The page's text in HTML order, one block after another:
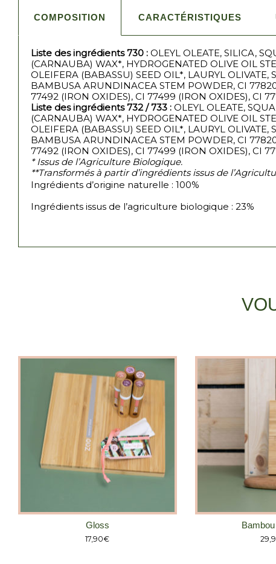
COMPOSITION CARACTÉRISTIQUES
Liste des ingrédients 730 : OLEYL OLEATE, SILICA,
(CARNAUBA) WAX*, HYDROGENATED OLIVE OIL
OLEIFERA (BABASSU) SEED OIL*, LAURYL
BAMBUSA ARUNDINACEA STEM POWDER, CI
77492 (IRON OXIDES), CI 77499 (IRON OXIDES), CI
Liste des ingrédients 732 / 733 : OLEYL OLEATE,
(CARNAUBA) WAX*, HYDROGENATED OLIVE OIL
OLEIFERA (BABASSU) SEED OIL*, LAURYL
BAMBUSA ARUNDINACEA STEM POWDER, CI
77492 (IRON OXIDES), CI 77499 (IRON OXIDES), CI
* Issus de l’Agriculture Biologique.
**Transformés à partir d’ingrédients issus de
Ingrédients d’origine naturelle : 100%
Ingrédients issus de l’agriculture biologique : 23%
Gloss
17,90€